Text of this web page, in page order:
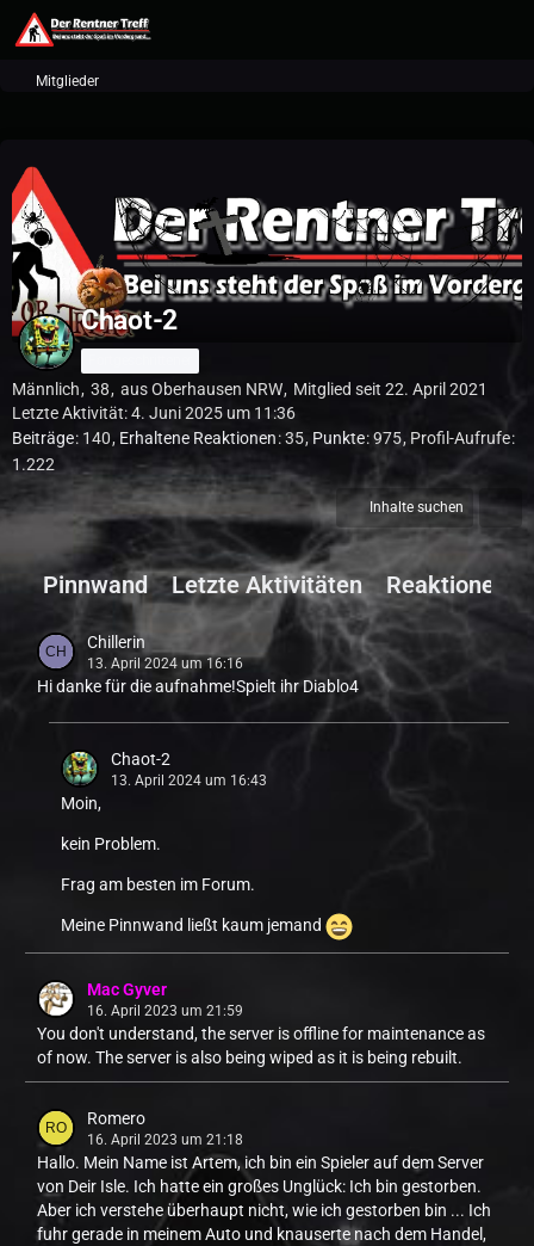
Mitglieder
Chaot-2
Männlich 38 aus Oberhausen NRW
Mitglied seit 22. April 2021
Letzte Aktivität:4. Juni 2025 um 11:36
Beiträge 140 Erhaltene Reaktionen 35 Punkte 975 Profil-Aufrufe
1.222
Inhalte suchen
Pinnwand Letzte Aktivitäten Reaktionen
Chillerin
13. April 2024 um 16:16
Hi danke für die aufnahme!Spielt ihr Diablo4
Chaot-2
13. April 2024 um 16:43
Moin,
kein Problem.
Frag am besten im Forum.
Meine Pinnwand ließt kaum jemand
Mac Gyver
16. April 2023 um 21:59
You don't understand, the server is offline for maintenance as
of now. The server is also being wiped as it is being rebuilt.
Romero
16. April 2023 um 21:18
Hallo. Mein Name ist Artem, ich bin ein Spieler auf dem Server
von Deir Isle. Ich hatte ein großes Unglück: Ich bin gestorben.
Aber ich verstehe überhaupt nicht, wie ich gestorben bin ... Ich
fuhr gerade in meinem Auto und knauserte nach dem Handel,